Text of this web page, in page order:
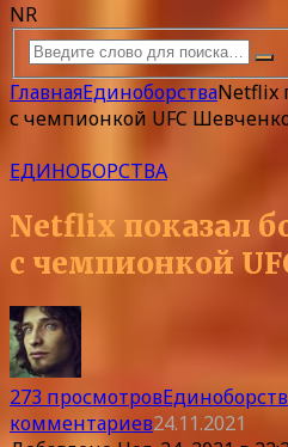
NR
ГлавнаяЕдиноборстваNetflix
с чемпионкой UFC
ЕДИНОБОРСТВА
Netflix показал
с чемпионкой
273 просмотров
комментариев24.11.2021